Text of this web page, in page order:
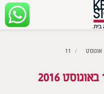
אוגוסט 11